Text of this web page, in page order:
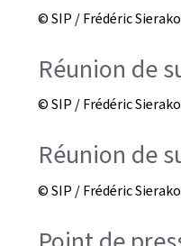
© SIP / Frédéric
Réunion de
© SIP / Frédéric
Réunion de
© SIP / Frédéric